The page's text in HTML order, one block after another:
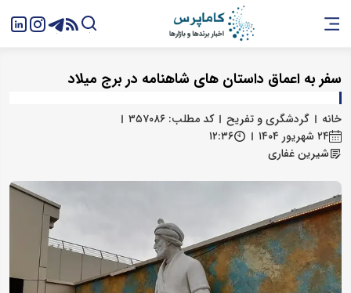
سفر به اعماق داستان های شاهنامه در برج میلاد
خانه گردشگری و تفریح
کد مطلب: ۳۵۷۰۸۶
۲۴ شهریور ۱۴۰۴
۱۲:۳۶
شیرین غفاری